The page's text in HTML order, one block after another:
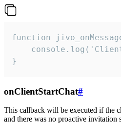
function
}
onClientStartChat#
This callback will be executed if the
and there was no proactive invitation